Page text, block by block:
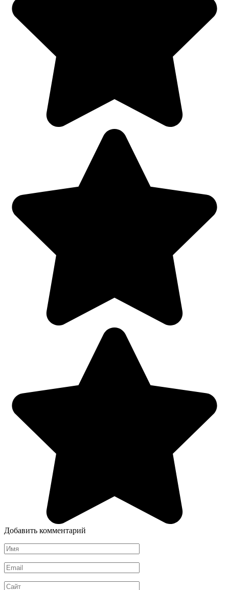
Добавить комментарий
Имя
*
Email
*
Сайт